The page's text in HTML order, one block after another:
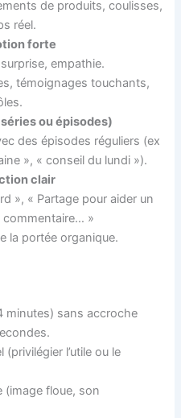
de produits, coulisses,
réel.
forte
empathie.
témoignages touchants,
ou épisodes)
des épisodes réguliers (ex
», « conseil du lundi »).
clair
», « Partage pour aider un
commentaire… »
la portée organique.
sans accroche
l’utile ou le
(image floue, son